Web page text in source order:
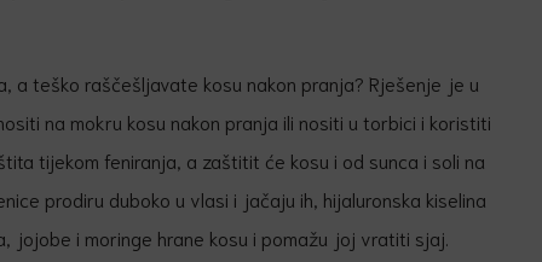
a teško raščešljavate kosu nakon pranja? Rješenje je u
na mokru kosu nakon pranja ili nositi u torbici i koristiti
tijekom feniranja, a zaštitit će kosu i od sunca i soli na
prodiru duboko u vlasi i jačaju ih, hijaluronska kiselina
jojobe i moringe hrane kosu i pomažu joj vratiti sjaj.